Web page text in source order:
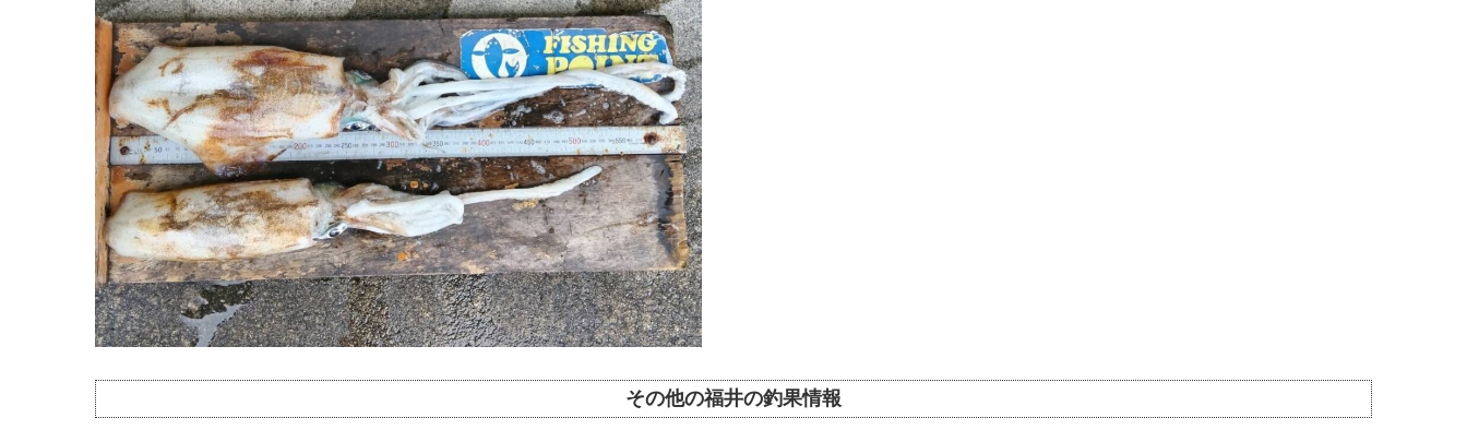
その他の福井の釣果情報